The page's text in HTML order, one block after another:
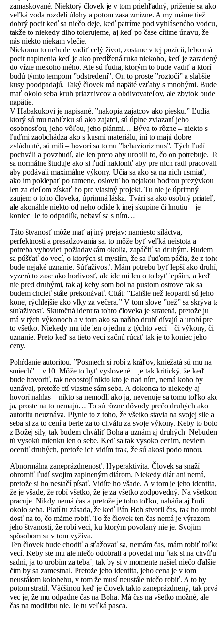
zamaskované. Niektorý človek je v tom priehľadný, priženie sa ako
veľká voda rozdelí úlohy a potom zasa zmizne. A my máme tiež
dobrý pocit keď sa niečo deje, keď patríme pod vyhláseného vodcu,
takže to niekedy dlho tolerujeme, aj keď po čase cítime únavu, že
nás niekto niekam vlečie.
Niekomu to nebude vadiť celý život, zostane v tej pozícii, lebo má
pocit naplnenia keď je ako predĺžená ruka niekoho, keď je zaradený
do vízie niekoho iného. Ale sú ľudia, ktorým to bude vadiť a ktorí
budú týmto tempom ”odstredení”. On to proste ”roztočí” a slabšie
kusy poodpadajú. Taký človek má napäté vzťahy s mnohými. Bude
mať okolo seba kruh priaznivcov a obdivovateľov, ale zbytok bude
napätie.
V Habakukovi je napísané, ”nakopia zajatcov ako piesku.” Ľudia
ktorý sú mu nablízku sú ako zajatci, sú úplne zviazaní jeho
osobnosťou, jeho vôľou, jeho plánmi… Býva to rôzne – niekto s
ľuďmi zaobchádza ako s kusmi materiálu, iní to majú dobre
zvládnuté, sú milí – hovorí sa tomu ”behaviorizmus”. Tých ľudí
pochváli a povzbudí, ale len preto aby urobili to, čo on potrebuje.
sa normálne študuje ako si ľudí nakloniť aby pre nich radi
aby podávali maximálne výkony. Učia sa ako sa na nich usmiať,
ako im poklepať po ramene, osloviť ho nejakou bodrou prezývkou
len za cieľom získať ho pre vlastný projekt. Tu nie je úprimný
záujem o toho človeka, úprimná láska. Tvári sa ako osobný priateľ,
ale akonáhle niekto od neho odíde k inej skupine či hnutiu – je
koniec. Je to odpadlík, nebaví sa s ním…
Táto štvanosť môže mať aj iný prejav: namiesto siláctva,
perfektnosti a presadzovania sa, to môže byť veľká neistota a
potreba vyhovieť požiadavkám okolia, zapáčiť sa druhým. Budem
sa púšťať do vecí, o ktorých si myslím, že sa ľuďom páčia, že z
bude nejaké uznanie. Súťaživosť. Mám potrebu byť lepší ako druhí,
vyzerá to zase ako horlivosť, ale ide mi len o to byť lepším, a keď
nie pred druhými, tak aj keby som bol na pustom ostrove tak sa
budem chcieť stále prekonávať. Citát: ”Ľahšie než leopardi sú jeho
kone, rýchlejšie ako vlky za večera.” V tom slove ”než” sa skrýva
súťaživosť. Skutočná identita tohto človeka je stratená, pretože ju
má v tých výkonoch a v tom ako sa naňho druhí dívajú a urobí pre
to všetko. Niekedy mu ide len o jednu z týchto vecí – či výkony, či
uznanie. Preto keď sa tieto veci začnú rúcať tak je to koniec jeho
ceny.
Pohŕdanie autoritou. ”Posmech si robí z kráľov, kniežatá sú mu na
smiech” – v.10. Môže to byť vyslovené – je tak kritický, že keď
bude hovoriť, tak neobstojí nikto kto je nad ním, nemá koho by
uznával, pretože ctí vlastne sám seba. A dokonca to niekedy aj
hovorí nahlas – nikto sa nemodlí ako ja, nevenuje sa tomu toľko
ja, proste na to nemajú… To sú rôzne dôvody prečo druhých ako
autoritu neuznáva. Plynie to z toho, že všetko stavia na svojej sile a
seba si za to cení a berie za to chválu za svoje výkony. Keby to bolo
z Božej sily, tak budem chváliť Boha a uznám aj druhých.
tú vysokú mienku len o sebe. Keď sa tak vysoko cením, neviem
oceniť druhých, pretože ich vidím trak, že sú akosi podo mnou.
Abnormálna zaneprázdnenosť. Hyperaktivita. Človek sa snaží
ohromiť ľudí svojim zaplneným diárom. Niekedy diár ani nemá,
pretože si ho nestačí písať. Vidíte ho všade. A v tom je jeho identita,
že je všade, že robí všetko, že je za všetko zodpovedný. Na
pracuje. Nikdy nemá čas a pretože je toho toľko, naháňa aj ľudí
okolo seba. Platí tu zásada, že keď Pán Boh stvoril čas, tak ho
dosť na to, čo máme robiť. To že človek ten čas nemá je výrazom
jeho štvanosti, že robí veci, ku ktorým povolaný nie je. Svojim
spôsobom sa v tom vyžíva.
Ten človek bude chodiť a sťažovať sa, nemám čas, mám robiť
vecí. Keby ste mu ale niečo odobrali a povedal mu ´tak si na chvíľu
sadni, ja to urobím za teba´, tak by si v momente našiel niečo ďalšie
čím by sa zamestnal. Pretože jeho identita, jeho cena je v tom
neustálom kolobehu, v tom že musí neustále niečo robiť. A to by
potom stratil. Väčšinou keď je človek takto zaneprázdnený, tak prvá
vec je, že mu odpadne čas na Boha. Má čas na všetko možné, ale
čas na modlitbu nie. Je tu veľká pasca.